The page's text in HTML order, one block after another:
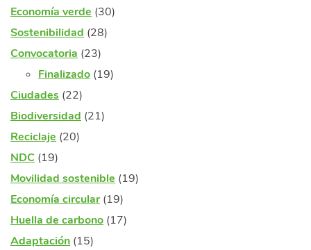
Economía verde (30)
Sostenibilidad (28)
Convocatoria (23)
Finalizado (19)
Ciudades (22)
Biodiversidad (21)
Reciclaje (20)
NDC (19)
Movilidad sostenible (19)
Economía circular(19)
Huella de carbono (17)
Adaptación (15)